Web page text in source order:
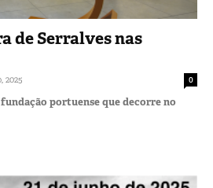
de Serralves nas
2025 0
portuense que decorre no